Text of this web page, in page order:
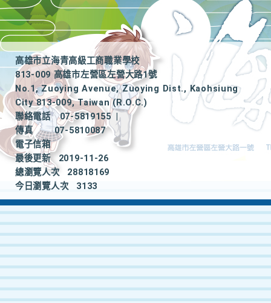
高雄市立海青高級工商職業學校
813-009 高雄市左營區左營大路1號
No.1, Zuoying Avenue, Zuoying Dist., Kaohsiung
City 813-009, Taiwan (R.O.C.)
聯絡電話
07-5819155
|
傳真
07-5810087
電子信箱
最後更新
2019-11-26
總瀏覽人次
28818169
今日瀏覽人次
3133